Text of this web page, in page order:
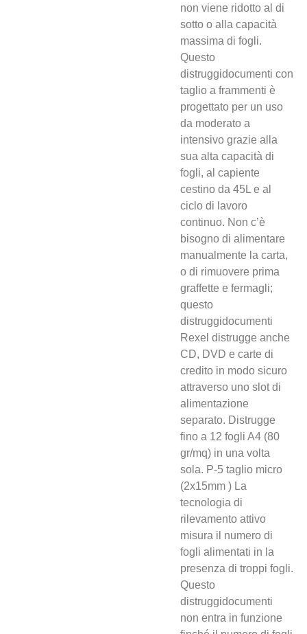
non viene ridotto al di
sotto o alla capacità
massima di fogli.
Questo
distruggidocumenti con
taglio a frammenti è
progettato per un uso
da moderato a
intensivo grazie alla
sua alta capacità di
fogli, al capiente
cestino da 45L e al
ciclo di lavoro
continuo. Non c’è
bisogno di alimentare
manualmente la carta,
o di rimuovere prima
graffette e fermagli;
questo
distruggidocumenti
Rexel distrugge anche
CD, DVD e carte di
credito in modo sicuro
attraverso uno slot di
alimentazione
separato. Distrugge
fino a 12 fogli A4 (80
gr/mq) in una volta
sola. P-5 taglio micro
(2x15mm ) La
tecnologia di
rilevamento attivo
misura il numero di
fogli alimentati in la
presenza di troppi fogli.
Questo
distruggidocumenti
non entra in funzione